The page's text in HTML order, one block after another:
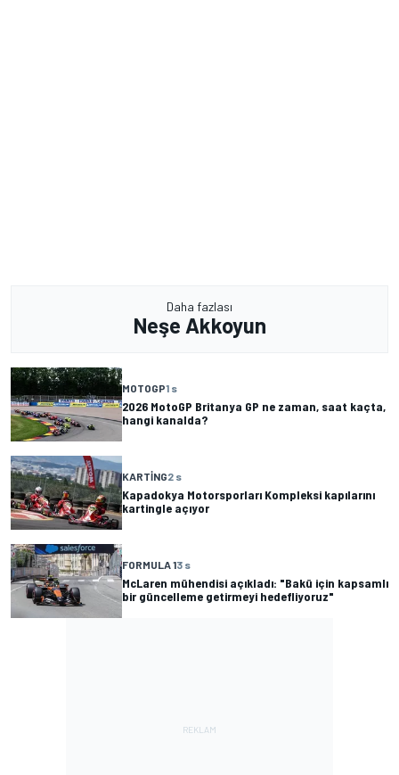
Daha fazlası
Neşe Akkoyun
MOTOGP1 s
2026 MotoGP Britanya GP ne zaman, saat kaçta,
hangi kanalda?
KARTING2 s
Kapadokya Motorsporları Kompleksi kapılarını
kartingle açıyor
FORMULA 13 s
McLaren mühendisi açıkladı: "Bakü için kapsamlı
bir güncelleme getirmeyi hedefliyoruz"